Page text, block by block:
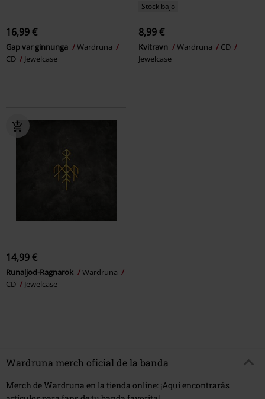
16,99 €
Gap var ginnunga
Wardruna
CD
Jewelcase
Stock bajo
8,99 €
Kvitravn Wardruna
CD
Jewelcase
14,99 €
Runaljod-Ragnarok
Wardruna
CD
Jewelcase
Wardruna merch oficial de la banda
Merch de Wardruna en la tienda online: ¡Aquí encontrarás